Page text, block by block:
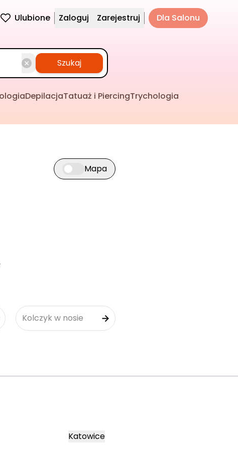
Ulubione Zaloguj Zarejestruj Dla Salonu
Szukaj
DepilacjaTatuaż i PiercingTrychologia
Przełącz widok mapy
Mapa
Kolczyk w nosie
Katowice